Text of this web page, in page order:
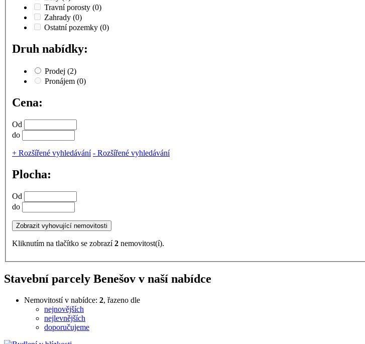
Travní porosty (0)
Zahrady (0)
Ostatní pozemky (0)
Druh nabídky:
Prodej (2)
Pronájem (0)
Cena:
Od
do
+ Rozšířené vyhledávání - Rozšířené vyhledávání
Plocha:
Od
do
Kliknutím na tlačítko se zobrazí2 nemovitost(í).
Stavební parcely Benešov v naší nabídce
Nemovitostí v nabídce: 2, řazeno dle
nejnovějších
nejlevnějších
doporučujeme